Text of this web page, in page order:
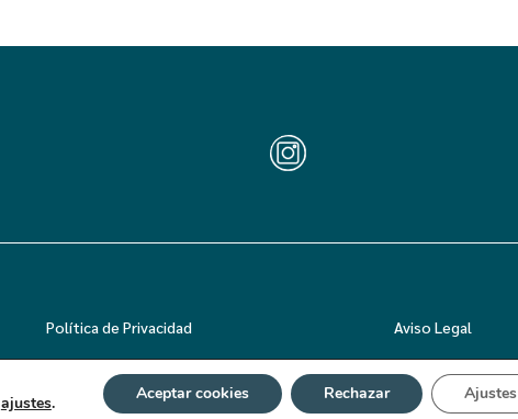
Política de Privacidad Aviso Legal
ajustes. Aceptar cookies Rechazar Ajustes